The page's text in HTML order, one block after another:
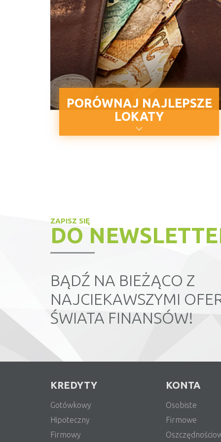
PORÓWNAJ NAJLEPSZE
LOKATY
ZAPISZ SIĘ
DO
BĄDŹ NA BIEŻĄCO Z
NAJCIEKAWSZYMI
ŚWIATA FINANSÓW!
KREDYTY
Gotówkowy
Hipoteczny
Firmowy
KONTA
Osobiste
Firmowe